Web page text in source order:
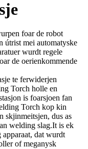
foar de robot
útrist mei automatyske
wurdt regele
de oerienkommende
te ferwiderjen
Torch holle en
is foarsjoen fan
Torch kop kin
skjinmeitsjen, dus as
welding slag.It is ek
dat wurdt
of meganysk